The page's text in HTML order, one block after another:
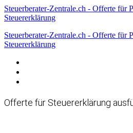
Steuerberater-Zentrale.ch - Offerte für
Steuererklärung
Steuerberater-Zentrale.ch - Offerte für
Steuererklärung
Offerte für Steuererklärung